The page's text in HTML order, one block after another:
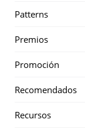
Patterns
Premios
Promoción
Recomendados
Recursos